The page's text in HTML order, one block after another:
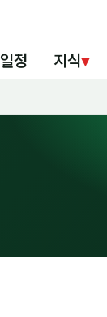
일정 지식▾